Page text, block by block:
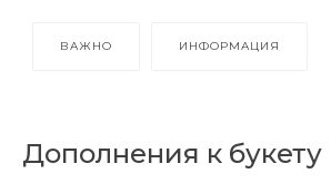
ВАЖНО ИНФОРМАЦИЯ
Дополнения к букету